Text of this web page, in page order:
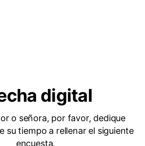
digital
o señora, por favor, dedique
su tiempo a rellenar el siguiente
encuesta.